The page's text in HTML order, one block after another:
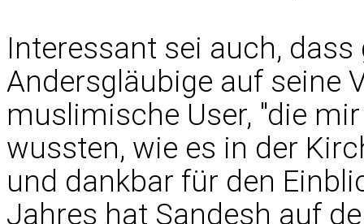
Interessant sei auch, dass
Andersgläubige auf seine
muslimische User, "die
wussten, wie es in der
und dankbar für den
Jahres hat Sandesh auf